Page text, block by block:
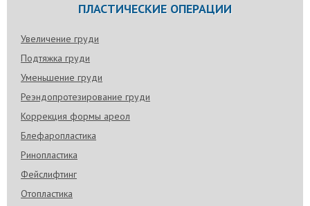
ПЛАСТИЧЕСКИЕ ОПЕРАЦИИ
Увеличение груди
Подтяжка груди
Уменьшение груди
Реэндопротезирование груди
Коррекция формы ареол
Блефаропластика
Ринопластика
Фейслифтинг
Отопластика